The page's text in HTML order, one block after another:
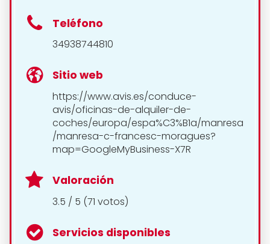
Teléfono
34938744810
Sitio web
https://www.avis.es/conduce-
avis/oficinas-de-alquiler-de-
coches/europa/espa%C3%B1a/manresa
/manresa-c-francesc-moragues?
map=GoogleMyBusiness-X7R
Valoración
3.5 / 5 (71 votos)
Servicios disponibles